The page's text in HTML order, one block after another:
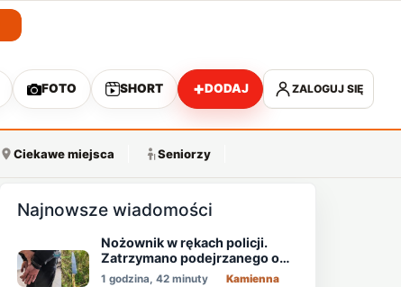
FOTO SHORT +DODAJ ZALOGUJ SIĘ
Ciekawe miejsca Seniorzy
Najnowsze wiadomości
Nożownik w rękach policji.
Zatrzymano podejrzanego o
usiłowanie zabójstwa!
1 godzina, 42 minuty
Kamienna